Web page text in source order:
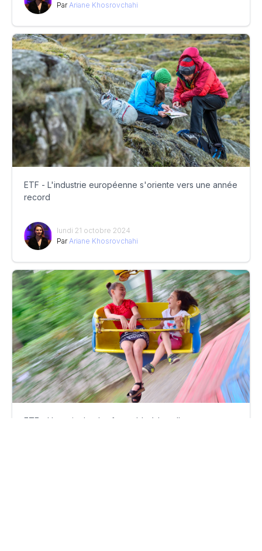
Par Ariane Khosrovchahi
ETF - L'industrie européenne s'oriente vers une année
record
lundi 21 octobre 2024
Par Ariane Khosrovchahi
ETF - Un mois de plus favorable à la collecte